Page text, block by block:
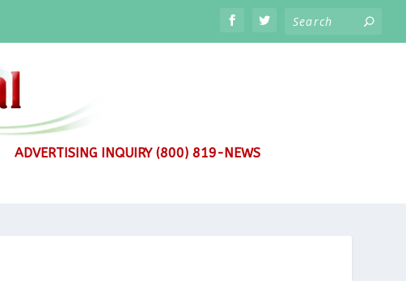
ADVERTISING INQUIRY (800) 819-NEWS